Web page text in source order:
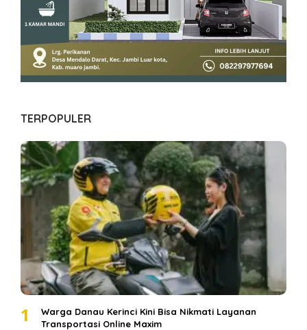
TERPOPULER
1
Warga Danau Kerinci Kini Bisa Nikmati Layanan
Transportasi Online Maxim